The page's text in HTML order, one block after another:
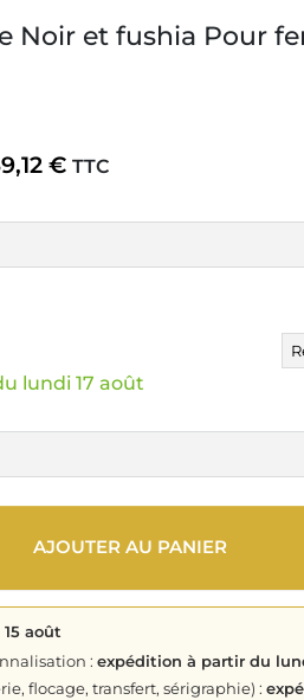
Noir et fushia Pour
€ TTC
lundi 17 août
AJOUTER AU PANIER
août
: expédition à partir du
flocage, transfert, sérigraphie) :